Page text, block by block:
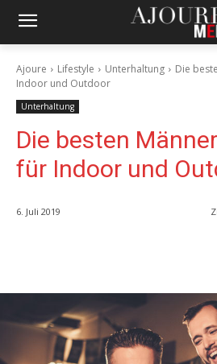
Ajoure Lifestyle Unterhaltung
Die
Indoor und Outdoor
Unterhaltung
Die besten
für Indoor und
6. Juli 2019